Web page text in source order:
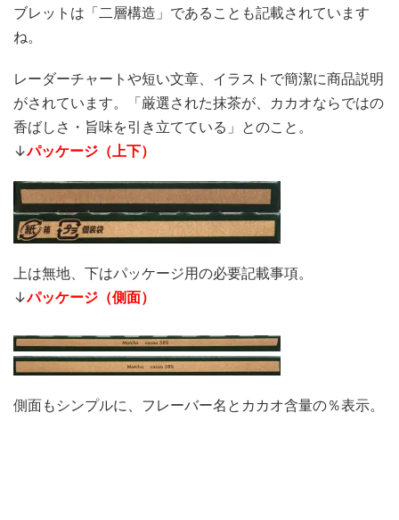
ブレットは「二層構造」であることも記載されています
ね。
レーダーチャートや短い文章、イラストで簡潔に商品説明
がされています。「厳選された抹茶が、カカオならではの
香ばしさ・旨味を引き立てている」とのこと。
↓パッケージ（上下）
上は無地、下はパッケージ用の必要記載事項。
↓パッケージ（側面）
側面もシンプルに、フレーバー名とカカオ含量の％表示。